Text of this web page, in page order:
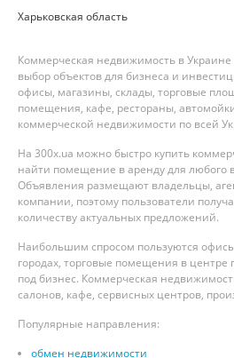
Харьковская область
Коммерческая недвижимость в
выбор объектов для бизнеса и
офисы, магазины, склады, торговые
помещения, кафе, рестораны,
коммерческой недвижимости по всей
На 300x.ua можно быстро купить
найти помещение в аренду для любого
Объявления размещают владельцы,
компании, поэтому пользователи
количеству актуальных предложений.
Наибольшим спросом пользуются
городах, торговые помещения в центре
под бизнес. Коммерческая
салонов, кафе, сервисных центров,
Популярные направления:
обмен недвижимости